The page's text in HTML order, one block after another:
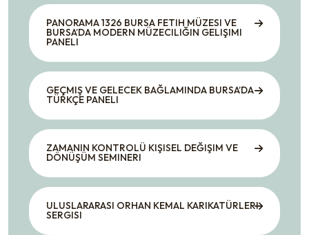
PANORAMA 1326 BURSA FETIH MÜZESI VE
BURSA’DA MODERN MÜZECILIĞIN GELIŞIMI
PANELI
GEÇMIŞ VE GELECEK BAĞLAMINDA BURSA’DA
TÜRKÇE PANELI
ZAMANIN KONTROLÜ KIŞISEL DEĞIŞIM VE
DÖNÜŞÜM SEMINERI
ULUSLARARASI ORHAN KEMAL KARIKATÜRLERI
SERGISI